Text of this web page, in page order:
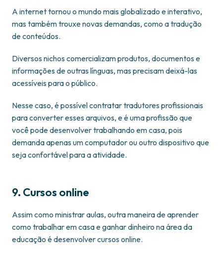
A internet tornou o mundo mais globalizado e interativo,
mas também trouxe novas demandas, como a tradução
de conteúdos.
Diversos nichos comercializam produtos, documentos e
informações de outras línguas, mas precisam deixá-las
acessíveis para o público.
Nesse caso, é possível contratar tradutores profissionais
para converter esses arquivos, e é uma profissão que
você pode desenvolver trabalhando em casa, pois
demanda apenas um computador ou outro dispositivo que
seja confortável para a atividade.
9. Cursos online
Assim como ministrar aulas, outra maneira de aprender
como trabalhar em casa e ganhar dinheiro na área da
educação é desenvolver cursos online.